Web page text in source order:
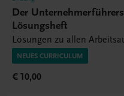
Der
Lösungsheft
Lösungen zu allen
NEUES CURRICULUM
€ 10,00